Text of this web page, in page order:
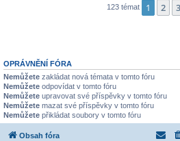
123 témat 1 2 3
OPRÁVNĚNÍ FÓRA
Nemůžete zakládat nová témata v tomto fóru
Nemůžete odpovídat v tomto fóru
Nemůžete upravovat své příspěvky v tomto fóru
Nemůžete mazat své příspěvky v tomto fóru
Nemůžete přikládat soubory v tomto fóru
Obsah fóra